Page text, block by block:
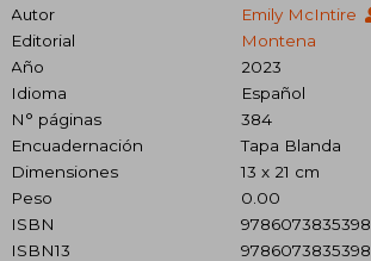
Autor
Emily McIntire
Editorial
Montena
Año
2023
Idioma
Español
N° páginas
384
Encuadernación
Tapa Blanda
Dimensiones
13 x 21 cm
Peso
0.00
ISBN
9786073835398
ISBN13
9786073835398